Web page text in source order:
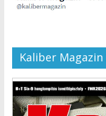
Kaliber Magazin